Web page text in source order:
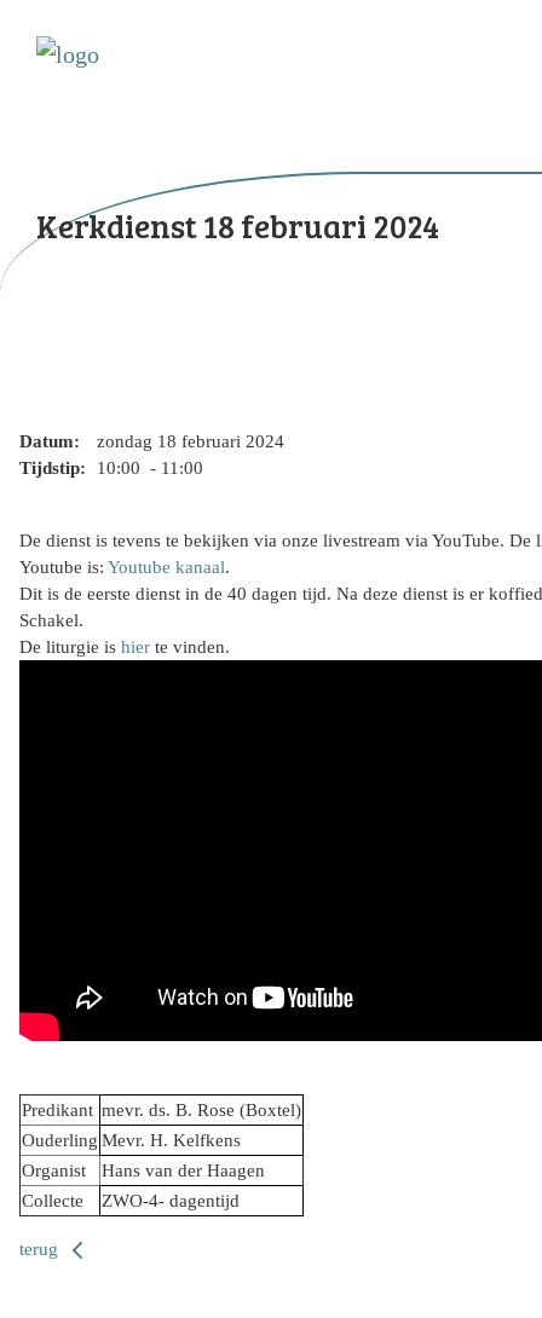
Kerkdienst 18 februari 2024
Datum:
zondag 18 februari 2024
Tijdstip:
10:00 - 11:00
De dienst is tevens te bekijken via onze livestream via YouTube. De
Youtube is: Youtube kanaal.
Dit is de eerste dienst in de 40 dagen tijd. Na deze dienst is er
Schakel.
De liturgie is hier te vinden.
Predikant mevr. ds. B. Rose (Boxtel)
Ouderling Mevr. H. Kelfkens
Organist
Hans van der Haagen
Collecte
ZWO-4- dagentijd
terug